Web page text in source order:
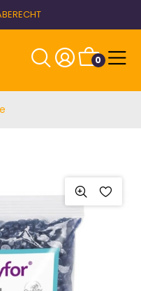
0